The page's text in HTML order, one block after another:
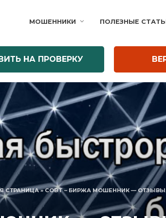
МОШЕННИКИ ПОЛЕЗНЫЕ
НА ПРОВЕРКУ
СТРАНИЦА»COBT – БИРЖА МОШЕННИК —